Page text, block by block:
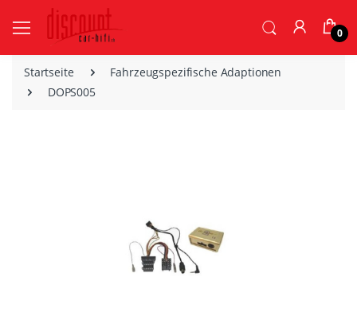
0
Startseite
Fahrzeugspezifische Adaptionen
DOPS005